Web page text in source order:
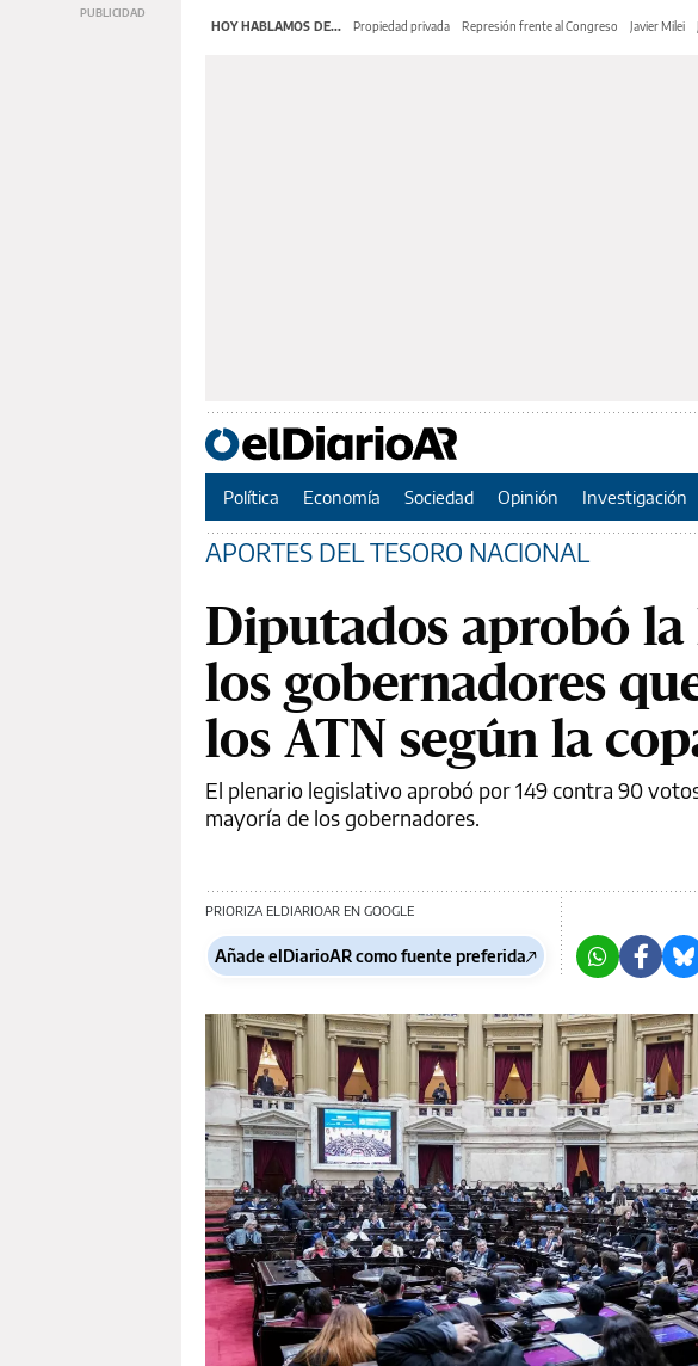
HOY HABLAMOS DE... Propiedad privada Represión frente al Congreso Javier Milei
Política Economía Sociedad Opinión Investigación
APORTES DEL TESORO NACIONAL
Diputados aprobó
los gobernadores
los ATN según la
El plenario legislativo aprobó por 149 contra 90
mayoría de los gobernadores.
PRIORIZA ELDIARIOAR EN GOOGLE
Añade elDiarioAR como fuente preferida